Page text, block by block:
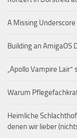
A Missing
Building an AmigaOS
„Apollo Vampire Lair“
Warum
Heimliche
denen wir lieber